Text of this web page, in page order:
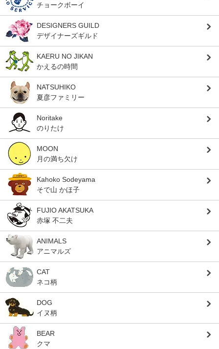
チョークボーイ
DESIGNERS GUILD
デザイナーズギルド
KAERU NO JIKAN
かえるの時間
NATSUHIKO
夏彦ファミリー
Noritake
のりたけ
MOON
月の満ち欠け
Kahoko Sodeyama
そで山 かほ子
FUJIO AKATSUKA
赤塚 不二夫
ANIMALS
アニマルズ
CAT
ネコ柄
DOG
イヌ柄
BEAR
クマ